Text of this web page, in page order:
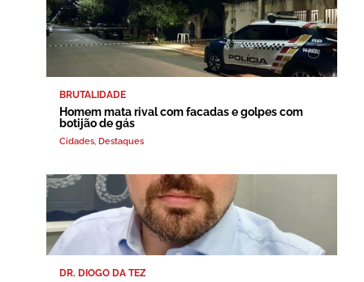
BRUTALIDADE
Homem mata rival com facadas e golpes com
botijão de gás
Cidades, Destaques
DR. DIOGO DA TEZ